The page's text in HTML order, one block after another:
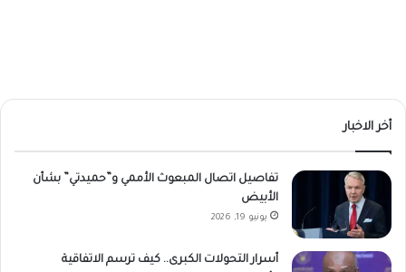
أخر الاخبار
تفاصيل اتصال المبعوث الأممي و”حميدتي” بشأن
الأبيض
يونيو 19, 2026
أسرار التحولات الكبرى.. كيف ترسم الاتفاقية